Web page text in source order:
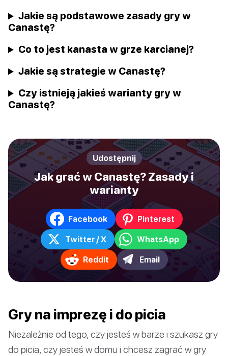
Jakie są podstawowe zasady gry w
Canastę?
Co to jest kanasta w grze karcianej?
Jakie są strategie w Canastę?
Czy istnieją jakieś warianty gry w
Canastę?
Udostępnij
Jak grać w Canastę? Zasady i
warianty
Facebook Pinterest
Twitter / X WhatsApp
Reddit Email
Gry na imprezę i do picia
Niezależnie od tego, czy jesteś w barze i szukasz gry
do picia, czy jesteś w domu i chcesz zagrać w gry